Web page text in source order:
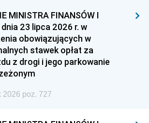
MINISTRA FINANSÓW I
dnia 23 lipca 2026 r. w
obowiązujących w
stawek opłat za
z drogi i jego parkowanie
2026 poz. 727